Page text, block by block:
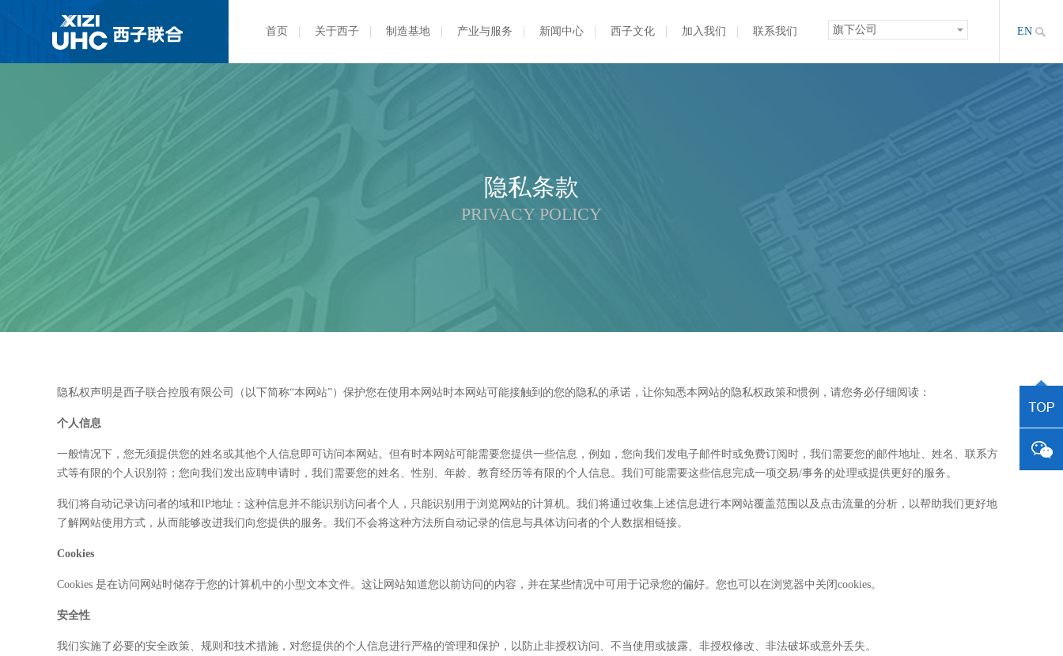
首页 关于西子 制造基地 产业与服务 新闻中心 西子文化 加入我们 联系我们 旗下公司 EN
隐私条款
PRIVACY POLICY
隐私权声明是西子联合控股有限公司（以下简称“本网站”）保护您在使用本网站时本网站可能接触到的您的隐私的承诺，让你知悉本网站的隐私权政策和惯例，请您务必仔细阅读：
个人信息
一般情况下，您无须提供您的姓名或其他个人信息即可访问本网站。但有时本网站可能需要您提供一些信息，例如，您向我们发电子邮件时或免费订阅时，我们需要您的邮件地址、姓名、联系方
式等有限的个人识别符；您向我们发出应聘申请时，我们需要您的姓名、性别、年龄、教育经历等有限的个人信息。我们可能需要这些信息完成一项交易/事务的处理或提供更好的服务。
我们将自动记录访问者的域和IP地址：这种信息并不能识别访问者个人，只能识别用于浏览网站的计算机。我们将通过收集上述信息进行本网站覆盖范围以及点击流量的分析，以帮助我们更好地
了解网站使用方式，从而能够改进我们向您提供的服务。我们不会将这种方法所自动记录的信息与具体访问者的个人数据相链接。
Cookies
Cookies 是在访问网站时储存于您的计算机中的小型文本文件。这让网站知道您以前访问的内容，并在某些情况中可用于记录您的偏好。您也可以在浏览器中关闭cookies。
安全性
我们实施了必要的安全政策、规则和技术措施，对您提供的个人信息进行严格的管理和保护，以防止非授权访问、不当使用或披露、非授权修改、非法破坏或意外丢失。